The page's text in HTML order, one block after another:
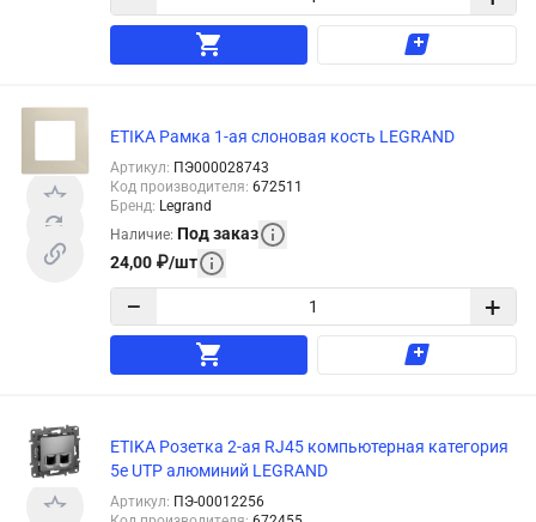
ETIKA Рамка 1-ая слоновая кость LEGRAND
Артикул: ПЭ000028743
Код производителя: 672511
Бренд: Legrand
Наличие: Под заказ
24,00 ₽/шт
− +
ETIKA Розетка 2-ая RJ45 компьютерная категория
5е UTP алюминий LEGRAND
Артикул: ПЭ-00012256